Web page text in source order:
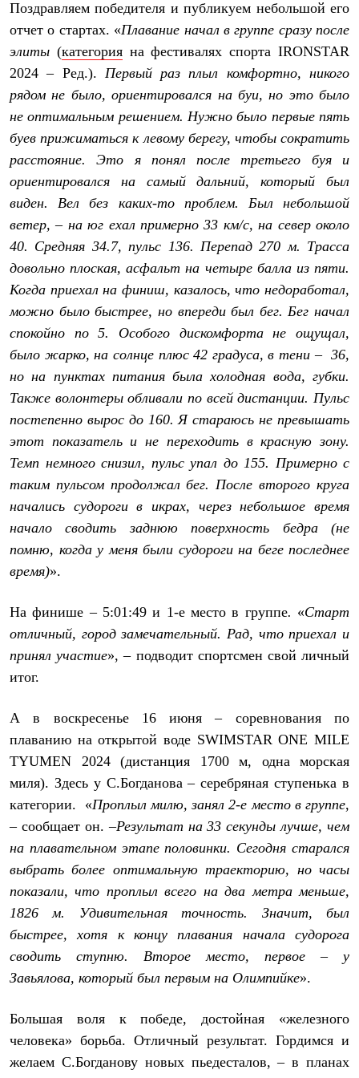
Рубашки
Футболки
Брюки
Термобелье
Теплое термобелье
Среднее термобелье
Легкое термобелье
Флисовая одежда
Куртки
Брюки
Детская одежда
Утепленная пухом
Комбинезоны
Куртки
Брюки
Утепленная синтетикой
Комбинезоны
Куртки
Лёгкая одежда
Футболки
Толстовки
Брюки
Софтшелл одежда
Куртки
Куртки
Брюки
Комбинезоны
Термобелье
Комплект термобелья
Снаряжение
Палатки и тенты
Палатки
Аксессуары для палаток
Экспедиционные
Легкоходные
Альпинистские
Городские
Аксессуары для рюкзаков
Спальные мешки
Комбинированные
С синтетическим утеплителем
Аксессуары для спальников
Сумки и баулы
Кошельки
Сумки
Гермомешки
Полезные аксессуары
Книги
Еда
Коврики
Обувь
Женская обувь
Сапоги
Ботинки
Мужская обувь
Ботинки
Гамаши и бахилы
Бахилы
Тапочки и чуни
Поздравляем победителя и публикуем небольшой его
отчет о стартах. «Плавание начал в группе сразу после
элиты (категория на фестивалях спорта IRONSTAR
2024 – Ред.). Первый раз плыл комфортно, никого
рядом не было, ориентировался на буи, но это было
не оптимальным решением. Нужно было первые пять
буев прижиматься к левому берегу, чтобы сократить
расстояние. Это я понял после третьего буя и
ориентировался на самый дальний, который был
виден. Вел без каких-то проблем. Был небольшой
ветер, – на юг ехал примерно 33 км/с, на север около
40. Средняя 34.7, пульс 136. Перепад 270 м. Трасса
довольно плоская, асфальт на четыре балла из пяти.
Когда приехал на финиш, казалось, что недоработал,
можно было быстрее, но впереди был бег. Бег начал
спокойно по 5. Особого дискомфорта не ощущал,
было жарко, на солнце плюс 42 градуса, в тени – 36,
но на пунктах питания была холодная вода, губки.
Также волонтеры обливали по всей дистанции. Пульс
постепенно вырос до 160. Я стараюсь не превышать
этот показатель и не переходить в красную зону.
Темп немного снизил, пульс упал до 155. Примерно с
таким пульсом продолжал бег. После второго круга
начались судороги в икрах, через небольшое время
начало сводить заднюю поверхность бедра (не
помню, когда у меня были судороги на беге последнее
время)».
На финише – 5:01:49 и 1-е место в группе. «Старт
отличный, город замечательный. Рад, что приехал и
принял участие», – подводит спортсмен свой личный
итог.
А в воскресенье 16 июня – соревнования по
плаванию на открытой воде SWIMSTAR ONE MILE
TYUMEN 2024 (дистанция 1700 м, одна морская
миля). Здесь у С.Богданова – серебряная ступенька в
категории. «Проплыл милю, занял 2-е место в группе,
– сообщает он. –Результат на 33 секунды лучше, чем
на плавательном этапе половинки. Сегодня старался
выбрать более оптимальную траекторию, но часы
показали, что проплыл всего на два метра меньше,
1826 м. Удивительная точность. Значит, был
быстрее, хотя к концу плавания начала судорога
сводить ступню. Второе место, первое – у
Завьялова, который был первым на Олимпийке».
Большая воля к победе, достойная «железного
человека» борьба. Отличный результат. Гордимся и
желаем С.Богданову новых пьедесталов, – в планах